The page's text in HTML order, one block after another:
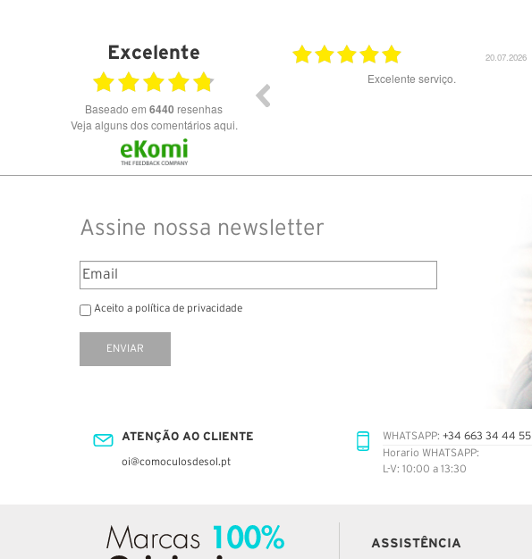
Excelente
Baseado em 6440 resenhas
Veja alguns dos comentários aqui.
Óculos de excelente qualidade aos melhores
preços
20.07.2026
Excelente serviço.
Assine nossa newsletter
Aceito a política de privacidade
ENVIAR
ATENÇÃO AO CLIENTE
oi@comoculosdesol.pt
WHATSAPP: +34 663 34 44 55
Horario WHATSAPP:
L-V: 10:00 a 13:30
ASSISTÊNCIA